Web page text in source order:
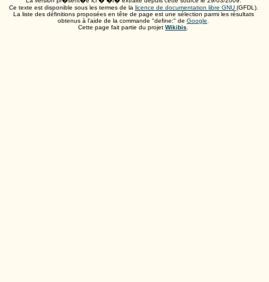
Ce texte est disponible sous les termes de la licence de documentation libre GNU (GFDL).
La liste des définitions proposées en tête de page est une sélection parmi les résultats
obtenus à l'aide de la commande "define:" de Google
Cette page fait partie du projet Wikibis